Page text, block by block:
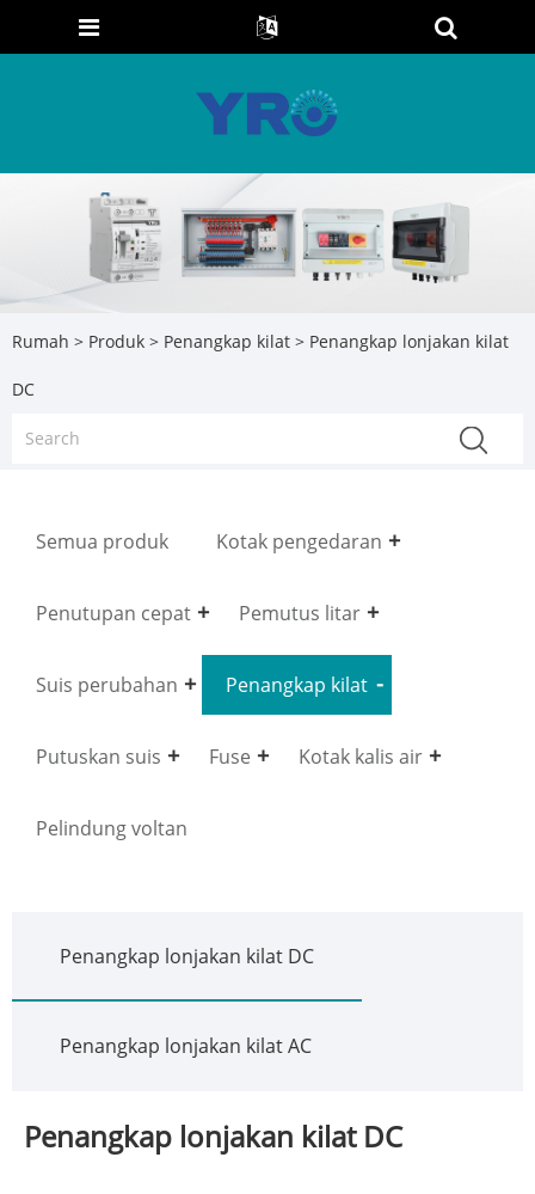
Rumah > Produk > Penangkap kilat > Penangkap lonjakan kilat
DC
Semua produk Kotak pengedaran
Penutupan cepat Pemutus litar
Suis perubahan Penangkap kilat
Putuskan suis Fuse Kotak kalis air
Pelindung voltan
Penangkap lonjakan kilat DC
Penangkap lonjakan kilat AC
Penangkap lonjakan kilat DC